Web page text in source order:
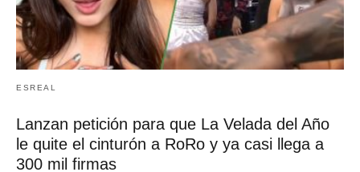
ESREAL
Lanzan petición para que La Velada del Año
le quite el cinturón a RoRo y ya casi llega a
300 mil firmas